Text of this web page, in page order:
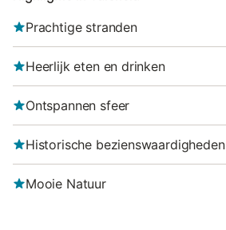
Prachtige stranden
Heerlijk eten en drinken
Ontspannen sfeer
Historische bezienswaardigheden
Mooie Natuur